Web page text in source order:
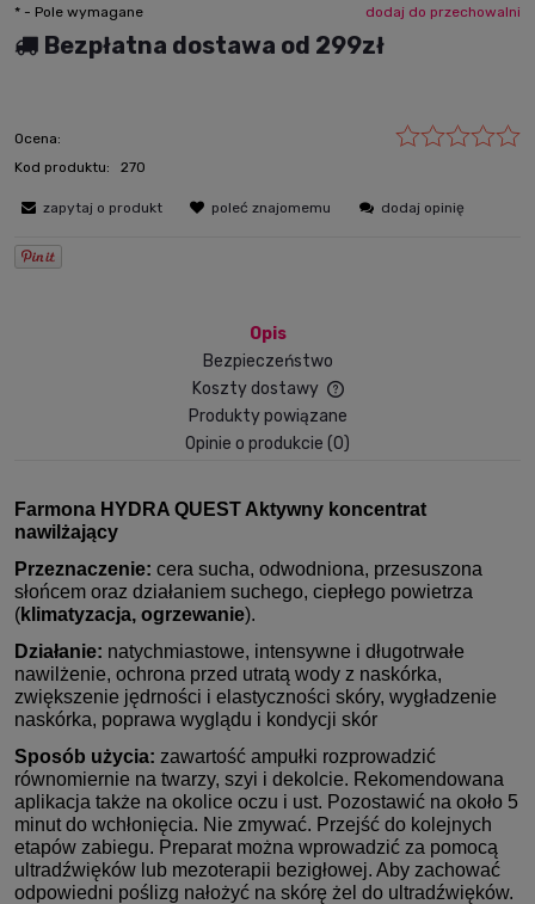
dodaj do przechowalni
* - Pole wymagane
Bezpłatna dostawa od 299zł
Ocena:
Kod produktu:
270
zapytaj o produkt poleć znajomemu dodaj opinię
Opis
Bezpieczeństwo
Koszty dostawy
Produkty powiązane
Opinie o produkcie (0)
Farmona HYDRA QUEST Aktywny koncentrat
nawilżający
Przeznaczenie: cera sucha, odwodniona, przesuszona
słońcem oraz działaniem suchego, ciepłego powietrza
(klimatyzacja, ogrzewanie).
Działanie: natychmiastowe, intensywne i długotrwałe
nawilżenie, ochrona przed utratą wody z naskórka,
zwiększenie jędrności i elastyczności skóry, wygładzenie
naskórka, poprawa wyglądu i kondycji skór
Sposób użycia: zawartość ampułki rozprowadzić
równomiernie na twarzy, szyi i dekolcie. Rekomendowana
aplikacja także na okolice oczu i ust. Pozostawić na około 5
minut do wchłonięcia. Nie zmywać. Przejść do kolejnych
etapów zabiegu. Preparat można wprowadzić za pomocą
ultradźwięków lub mezoterapii bezigłowej. Aby zachować
odpowiedni poślizg nałożyć na skórę żel do ultradźwięków.